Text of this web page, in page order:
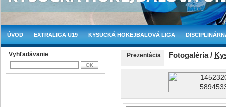
ÚVOD EXTRALIGA U19 KYSUCKÁ HOKEJBALOVÁ LIGA
Vyhľadávanie Prezentácia Fotogaléria /